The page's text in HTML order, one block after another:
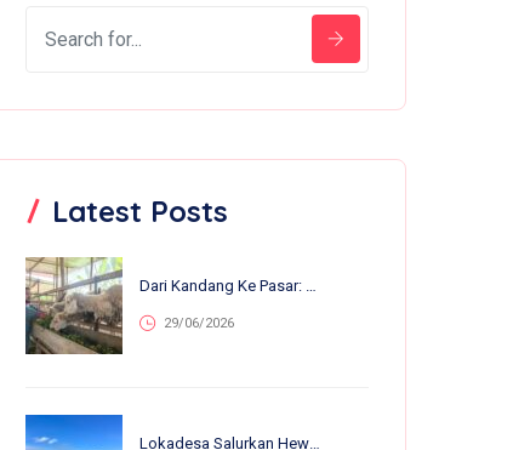
Latest Posts
29/06/2026